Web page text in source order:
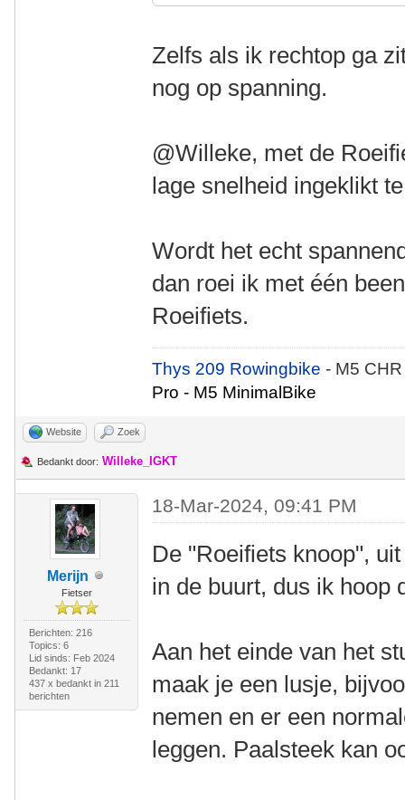
Zelfs als ik rechtop ga
nog op spanning.
@Willeke, met de
lage snelheid ingeklikt
Wordt het echt
dan roei ik met één
Roeifiets.
Thys 209 Rowingbike- M5
Pro - M5 MinimalBike
Website Zoek
Bedankt door: Willeke_IGKT
Merijn
Fietser
Berichten: 216
Topics: 6
Lid sinds: Feb 2024
Bedankt: 17
437 x bedankt in 211
berichten
18-Mar-2024, 09:41 PM
De "Roeifiets knoop",
in de buurt, dus ik hoop
Aan het einde van het
maak je een lusje,
nemen en er een
leggen. Paalsteek kan